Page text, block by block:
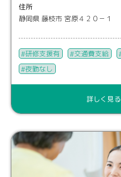
住所
静岡県 藤枝市 宮原４２０－１
研修支援有 交通費支給
夜勤なし
詳しく見る